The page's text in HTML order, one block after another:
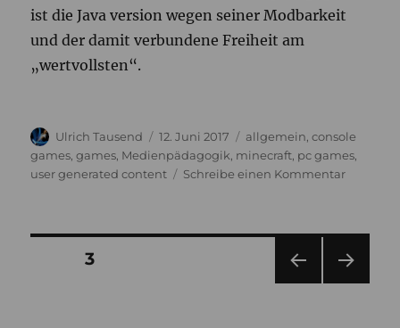
ist die Java version wegen seiner Modbarkeit
und der damit verbundene Freiheit am
„wertvollsten“.
Autor
Ulrich Tausend
Veröffentlicht
am
12. Juni 2017 Kategorien
allgemein ,console
games ,games Medienpädagogik minecraft pc games
user generated content
Schreibe einen Kommentarzu
oder
was?
Seitennummerierung
SEITE3